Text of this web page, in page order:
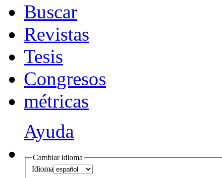
Buscar
Revistas
Tesis
Congresos
métricas
Ayuda
Cambiar idioma
Idioma